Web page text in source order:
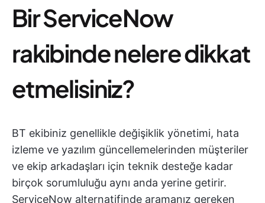
Bir ServiceNow
rakibinde nelere dikkat
etmelisiniz?
BT ekibiniz genellikle değişiklik yönetimi, hata
izleme ve yazılım güncellemelerinden müşteriler
ve ekip arkadaşları için teknik desteğe kadar
birçok sorumluluğu aynı anda yerine getirir.
ServiceNow alternatifinde aramanız gereken